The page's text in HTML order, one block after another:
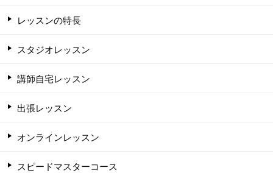
レッスンの特長
スタジオレッスン
講師自宅レッスン
出張レッスン
オンラインレッスン
スピードマスターコース